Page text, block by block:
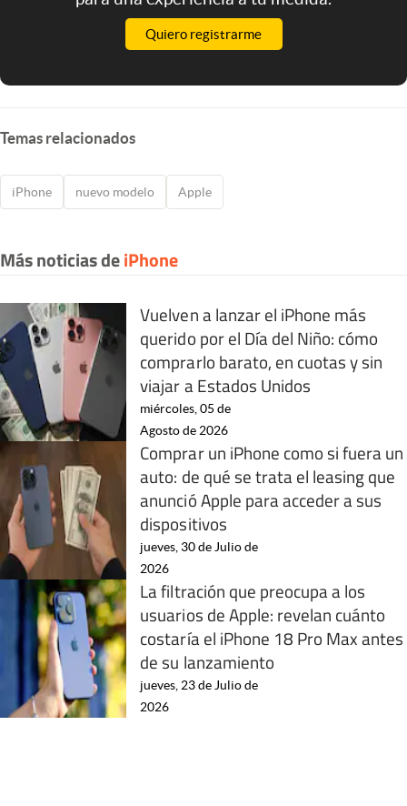
Quiero registrarme
Temas relacionados
iPhone nuevo modelo Apple
Más noticias deiPhone
Vuelven a lanzar el iPhone más
querido por el Día del Niño: cómo
comprarlo barato, en cuotas y sin
viajar a Estados Unidos
miércoles, 05 de
Agosto de 2026
Comprar un iPhone como si fuera un
auto: de qué se trata el leasing que
anunció Apple para acceder a sus
dispositivos
jueves, 30 de Julio de
2026
La filtración que preocupa a los
usuarios de Apple: revelan cuánto
costaría el iPhone 18 Pro Max antes
de su lanzamiento
jueves, 23 de Julio de
2026